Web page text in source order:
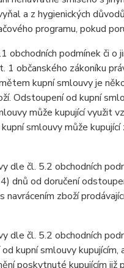
a z hygienických
programu, pokud
podmínek či o
1 občanského zákoníku
kupní smlouvy je
Odstoupení od kupní
může kupující využit
smlouvy může
čl. 5.2 obchodních
dnů od doručení
navrácením zboží
čl. 5.2 obchodních
kupní smlouvy
poskytnuté kupujícím již